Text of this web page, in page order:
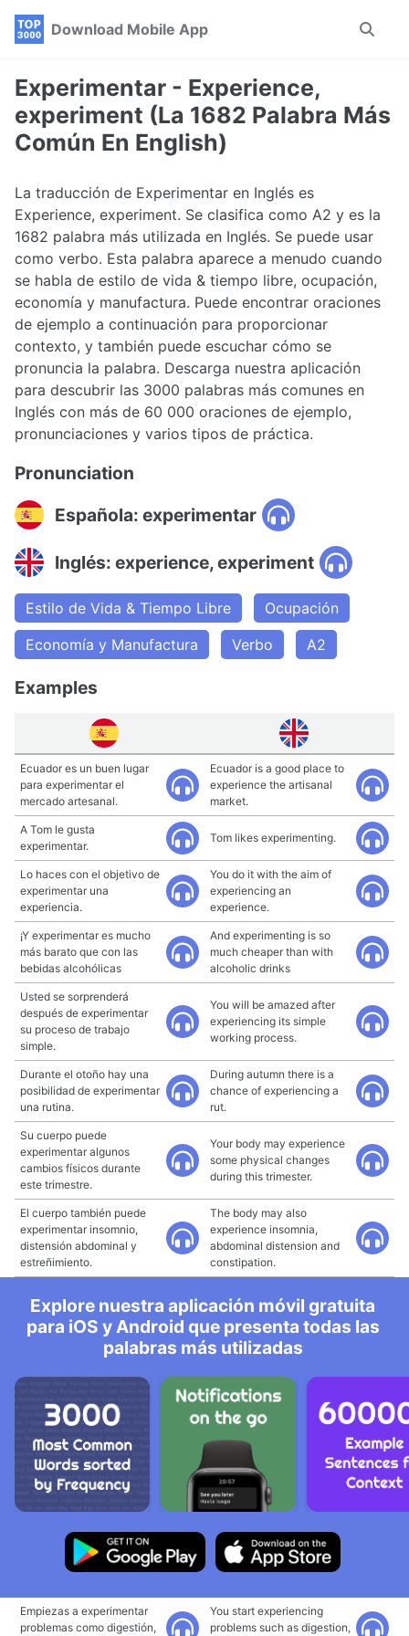
Skip
navigation
Skip
Skip
Download Mobile App
Toggle
Experimentar - Experience,
experiment (La 1682 Palabra Más
Común En English)
La traducción de Experimentar en Inglés es
Experience, experiment. Se clasifica como A2 y es la
1682 palabra más utilizada en Inglés. Se puede usar
como verbo. Esta palabra aparece a menudo cuando
se habla de estilo de vida & tiempo libre, ocupación,
economía y manufactura. Puede encontrar oraciones
de ejemplo a continuación para proporcionar
contexto, y también puede escuchar cómo se
pronuncia la palabra. Descarga nuestra aplicación
para descubrir las 3000 palabras más comunes en
Inglés con más de 60 000 oraciones de ejemplo,
pronunciaciones y varios tipos de práctica.
Pronunciation
Española: experimentar
Inglés: experience, experiment
Estilo de Vida & Tiempo Libre
Ocupación
Economía y Manufactura
Verbo A2
Examples
Ecuador es un buen lugar
para experimentar el
mercado artesanal.
Ecuador is a good place to
experience the artisanal
market.
A Tom le gusta
experimentar.
Tom likes experimenting.
Lo haces con el objetivo de
experimentar una
experiencia.
You do it with the aim of
experiencing an
experience.
¡Y experimentar es mucho
más barato que con las
bebidas alcohólicas
And experimenting is so
much cheaper than with
alcoholic drinks
Usted se sorprenderá
después de experimentar
su proceso de trabajo
simple.
You will be amazed after
experiencing its simple
working process.
Durante el otoño hay una
posibilidad de experimentar
una rutina.
During autumn there is a
chance of experiencing a
rut.
Su cuerpo puede
experimentar algunos
cambios físicos durante
este trimestre.
Your body may experience
some physical changes
during this trimester.
El cuerpo también puede
experimentar insomnio,
distensión abdominal y
estreñimiento.
The body may also
experience insomnia,
abdominal distension and
constipation.
Explore nuestra aplicación móvil gratuita
para iOS y Android que presenta todas las
palabras más utilizadas
Empiezas a experimentar
problemas como digestión,
You start experiencing
problems such as digestion,